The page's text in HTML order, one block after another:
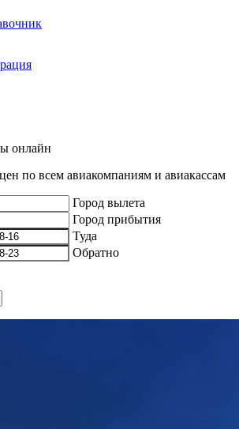
онлайн
по всем авиакомпаниям и авиакассам
Город вылета
Город прибытия
Туда
Обратно